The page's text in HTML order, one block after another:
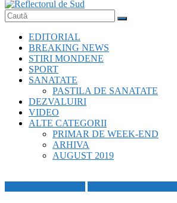
Reflectorul
Sud
EDITORIAL
BREAKING NEWS
STIRI MONDENE
SPORT
SANATATE
PASTILA DE SANATATE
DEZVALUIRI
VIDEO
ALTE CATEGORII
PRIMAR DE WEEK-END
ARHIVA
AUGUST 2019